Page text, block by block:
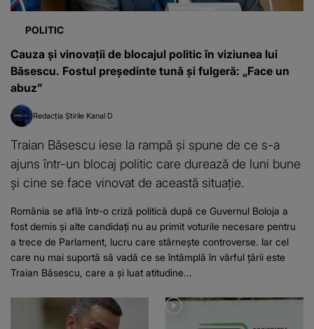
POLITIC
Cauza și vinovații de blocajul politic în viziunea lui
Băsescu. Fostul președinte tună și fulgeră: „Face un
abuz”
Redacția Știrile Kanal D
Traian Băsescu iese la rampă și spune de ce s-a
ajuns într-un blocaj politic care durează de luni bune
și cine se face vinovat de această situație.
România se află într-o criză politică după ce Guvernul Boloja a
fost demis și alte candidați nu au primit voturile necesare pentru
a trece de Parlament, lucru care stârnește controverse. Iar cel
care nu mai suportă să vadă ce se întâmplă în vârful țării este
Traian Băsescu, care a și luat atitudine...